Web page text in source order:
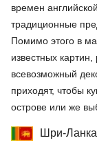
времен
традиционные
Помимо этого в
известных
всевозможный
приходят, чтобы
острове или же
Шри-Ланка